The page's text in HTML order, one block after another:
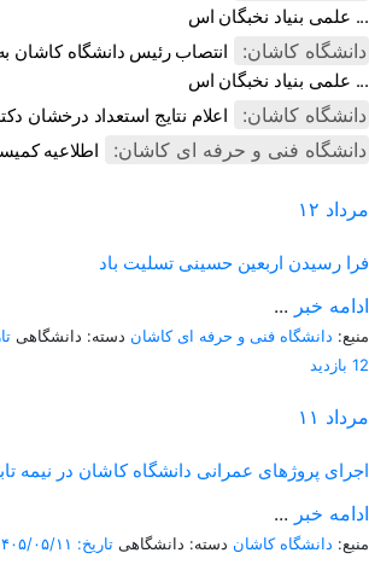
علمی بنیاد نخبگان اس ...
دانشگاه کاشان:
انتصاب رئیس دانشگاه کاشان
علمی بنیاد نخبگان اس ...
دانشگاه کاشان: اعلام نتایج استعداد درخشان دکتری
دانشگاه فنی و حرفه ای کاشان: اطلاعیه
۱۲ مرداد
فرا رسیدن اربعین حسینی تسلیت باد
... ادامه خبر
منبع: دانشگاه فنی و حرفه ای کاشان دسته: دانشگاهی
12 بازدید
۱۱ مرداد
اجرای پروژهای عمرانی دانشگاه کاشان در نیمه
... ادامه خبر
منبع: دانشگاه کاشان دسته: دانشگاهی تاریخ: ۱۴۰۵/۰۵/۱۱